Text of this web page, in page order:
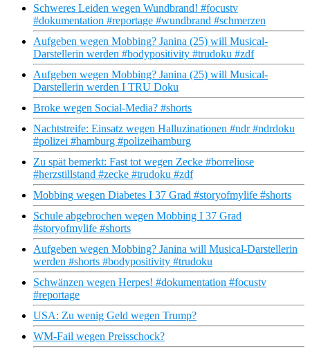
Schweres Leiden wegen Wundbrand! #focustv
#dokumentation #reportage #wundbrand #schmerzen
Aufgeben wegen Mobbing? Janina (25) will Musical-
Darstellerin werden #bodypositivity #trudoku #zdf
Aufgeben wegen Mobbing? Janina (25) will Musical-
Darstellerin werden I TRU Doku
Broke wegen Social-Media? #shorts
Nachtstreife: Einsatz wegen Halluzinationen #ndr #ndrdoku
#polizei #hamburg #polizeihamburg
Zu spät bemerkt: Fast tot wegen Zecke #borreliose
#herzstillstand #zecke #trudoku #zdf
Mobbing wegen Diabetes I 37 Grad #storyofmylife #shorts
Schule abgebrochen wegen Mobbing I 37 Grad
#storyofmylife #shorts
Aufgeben wegen Mobbing? Janina will Musical-Darstellerin
werden #shorts #bodypositivity #trudoku
Schwänzen wegen Herpes! #dokumentation #focustv
#reportage
USA: Zu wenig Geld wegen Trump?
WM-Fail wegen Preisschock?